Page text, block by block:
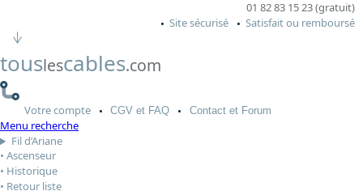
01 82 83 15 23 (gratuit)
Site sécurisé
Satisfait ou remboursé
touslescables.com
Votrecompte CGV et FAQ Contactet Forum
Menu recherche
Fil d’Ariane
Ascenseur
Historique
Retour liste